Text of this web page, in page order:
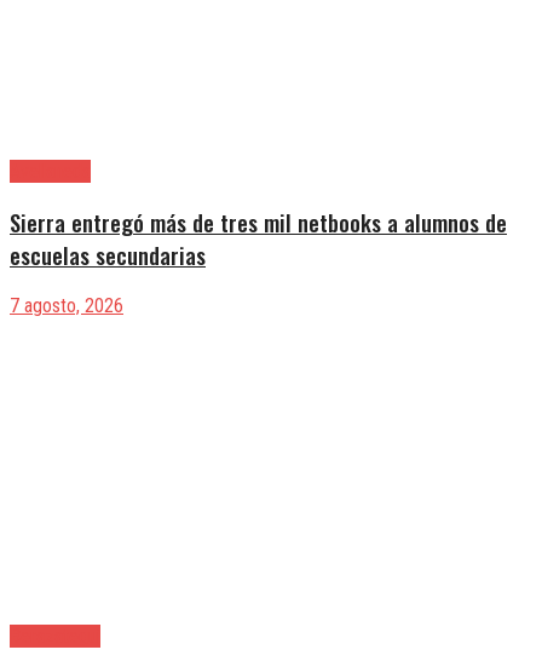
Sierra entregó más de tres mil netbooks a alumnos de
escuelas secundarias
7 agosto, 2026